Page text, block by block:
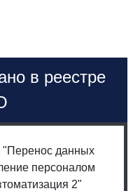
в реестре
"Перенос данных
персоналом
2"